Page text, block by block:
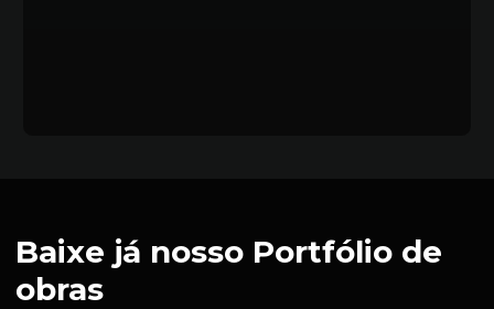
Baixe já nosso Portfólio de
obras